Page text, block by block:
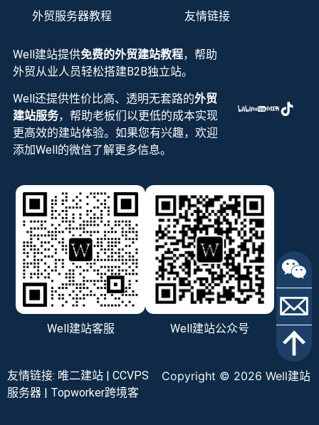
外贸服务器教程
友情链接
Well建站客服 Well建站公众号
Well建站提供免费的外贸建站教程，帮助
外贸从业人员轻松搭建B2B独立站。
Well还提供性价比高、透明无套路的外贸
建站服务，帮助老板们以更低的成本实现
更高效的建站体验。如果您有兴趣，欢迎
添加Well的微信了解更多信息。
友情链接: 唯二建站 | CCVPS
服务器 | Topworker跨境客
Copyright © 2026 Well建站